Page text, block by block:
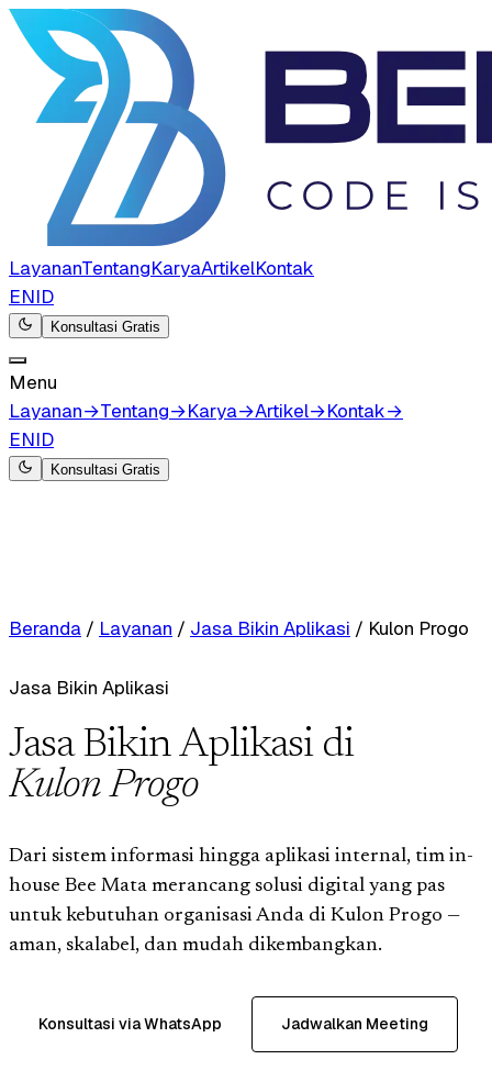
LayananTentangKaryaArtikelKontak
ENID
Konsultasi Gratis
Menu
Layanan→Tentang→Karya→Artikel→Kontak→
ENID
Konsultasi Gratis
Beranda / Layanan / Jasa Bikin Aplikasi / Kulon Progo
Jasa Bikin Aplikasi
Jasa Bikin Aplikasi di
Kulon Progo
Dari sistem informasi hingga aplikasi internal, tim in-
house Bee Mata merancang solusi digital yang pas
untuk kebutuhan organisasi Anda di Kulon Progo —
aman, skalabel, dan mudah dikembangkan.
Konsultasi via WhatsApp Jadwalkan Meeting